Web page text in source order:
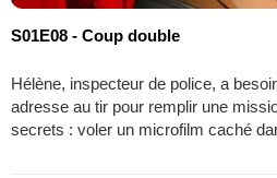
S01E08 - Coup double
Hélène, inspecteur de police, a
adresse au tir pour remplir une
secrets : voler un microfilm caché